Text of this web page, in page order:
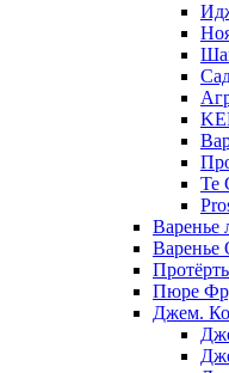
Te
Варенье
Варенье
Пюре
Джем.